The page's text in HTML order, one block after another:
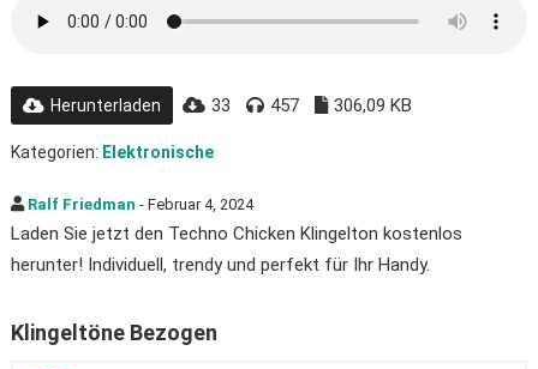
Herunterladen 33 457 306,09 KB
Kategorien: Elektronische
Ralf Friedman - Februar 4, 2024
Laden Sie jetzt den Techno Chicken Klingelton kostenlos
herunter! Individuell, trendy und perfekt für Ihr Handy.
Klingeltöne Bezogen